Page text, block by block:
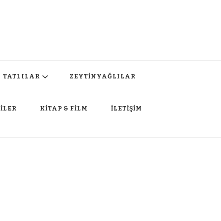
TATLILAR ZEYTİNYAĞLILAR
KİTAP & FİLM İLETİŞİM